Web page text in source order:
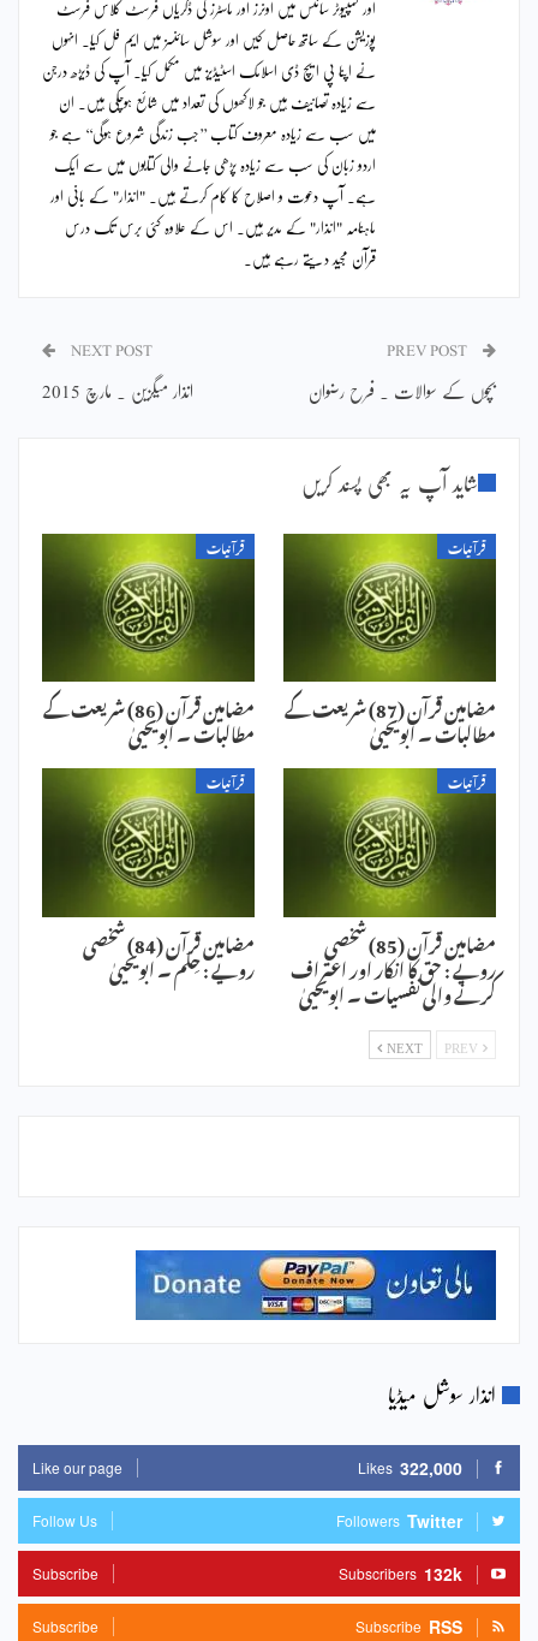
اور کمپیوٹر سائنس میں اونرز اور ماسٹرز کی ڈگریاں فرسٹ کلاس فرسٹ
پوزیشن کے ساتھ حاصل کیں اور سوشل سائنسز میں ایم فل کیا۔ انہوں
نے اپنا پی ایچ ڈی اسلامک اسٹیڈیز میں مکمل کیا۔ آپ کی ڈیڑھ درجن
سے زیادہ تصانیف ہیں جو لاکھوں کی تعداد میں شائع ہوچکی ہیں۔ ان
میں سب سے زیادہ معروف کتاب ’’جب زندگی شروع ہوگی‘‘ ہے جو
اردو زبان کی سب سے زیادہ پڑھی جانے والی کتابوں میں سے ایک
ہے۔ آپ دعوت و اصلاح کا کام کرتے ہیں۔ "انذار" کے بانی اور
ماہنامہ "انذار" کے مدیر ہیں۔ اس کے علاوہ کئی برس تک درس
قرآن مجید دیتے رہے ہیں۔
بچوں کے سوالات ۔ فرح رضوان
NEXT POST
انذار میگزین ۔ مارچ 2015
شاید آپ یہ بھی پسند کریں
قرآنیات
مضامین قرآن (87) شریعت کے
مطالبات ۔ ابویحییٰ
قرآنیات
مضامین قرآن (86) شریعت کے
مطالبات ۔ ابویحییٰ
قرآنیات
مضامین قرآن (85) شخصی
رویے : حق کا انکار اور اعتراف
کرنے والی نفسیات ۔ ابویحییٰ
قرآنیات
مضامین قرآن (84) شخصی
رویے : حِلم ۔ ابویحییٰ
NEXT
انذار سوشل میڈیا
322,000
Likes
Like our page
Twitter
Followers
Follow Us
132k
Subscribers
Subscribe
RSS
Subscribe
Subscribe